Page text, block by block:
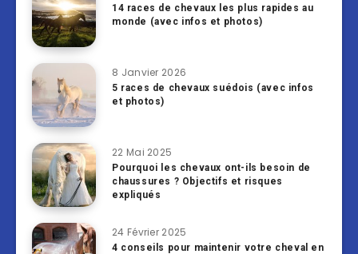
14 races de chevaux les plus rapides au
monde (avec infos et photos)
8 Janvier 2026
5 races de chevaux suédois (avec infos
et photos)
22 Mai 2025
Pourquoi les chevaux ont-ils besoin de
chaussures ? Objectifs et risques
expliqués
24 Février 2025
4 conseils pour maintenir votre cheval en